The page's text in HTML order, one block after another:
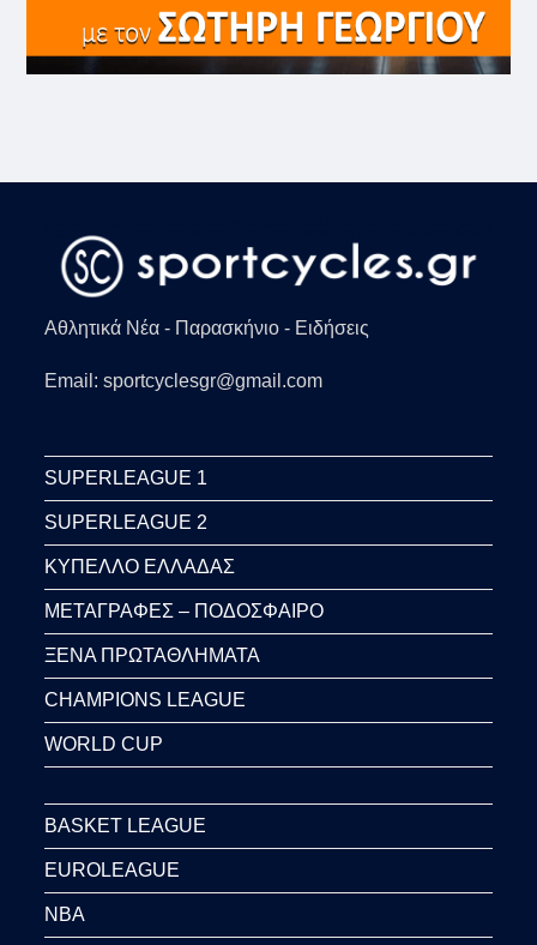
Αθλητικά Νέα - Παρασκήνιο - Ειδήσεις
Email: sportcyclesgr@gmail.com
SUPERLEAGUE 1
SUPERLEAGUE 2
ΚΥΠΕΛΛΟ ΕΛΛΑΔΑΣ
ΜΕΤΑΓΡΑΦΕΣ – ΠΟΔΟΣΦΑΙΡΟ
ΞΕΝΑ ΠΡΩΤΑΘΛΗΜΑΤΑ
CHAMPIONS LEAGUE
WORLD CUP
BASKET LEAGUE
EUROLEAGUE
NBA